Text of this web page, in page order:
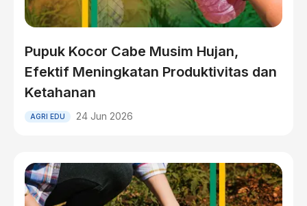
Pupuk Kocor Cabe Musim Hujan,
Efektif Meningkatan Produktivitas dan
Ketahanan
AGRI EDU 24 Jun 2026